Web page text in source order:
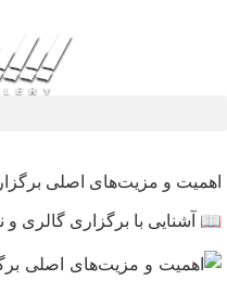
اهمیت و مزیت‌های اصلی
📖 آشنایی با برگزاری گالری و